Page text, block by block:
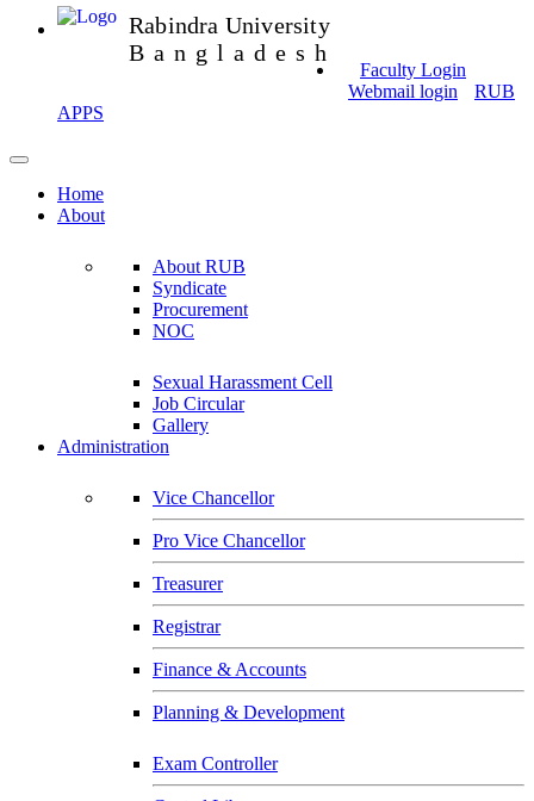
Rabindra University
Bangladesh
Faculty Login
Webmail login
RUB
APPS
Home
About
About RUB
Syndicate
Procurement
NOC
Sexual Harassment Cell
Job Circular
Gallery
Administration
Vice Chancellor
Pro Vice Chancellor
Treasurer
Registrar
Finance & Accounts
Planning & Development
Exam Controller